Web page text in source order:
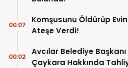
Komşusunu Öldürüp
Ateşe Verdi!
00:07
Avcılar Belediye
Çaykara Hakkında
00:02